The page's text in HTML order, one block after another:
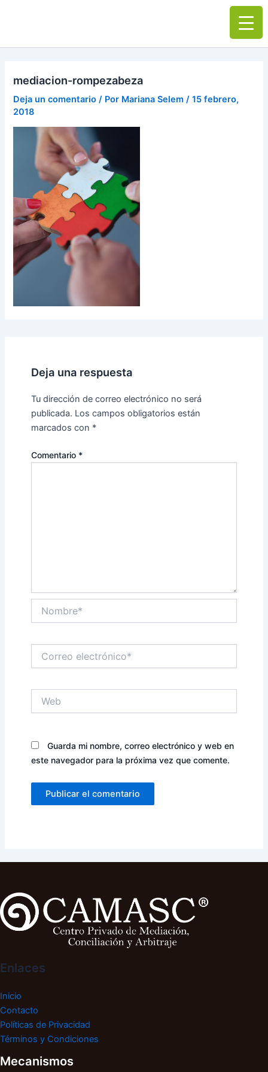
Main
mediacion-rompezabeza
Deja un comentario / Por Mariana Selem/15 febrero,
2018
Deja una respuesta
Tu dirección de correo electrónico no será
publicada. Los campos obligatorios están
marcados con *
Comentario *
electrónico*
Guarda mi nombre, correo electrónico y web en
este navegador para la próxima vez que comente.
Enlaces
Inicio
Contacto
Políticas de Privacidad
Términos y Condiciones
Mecanismos